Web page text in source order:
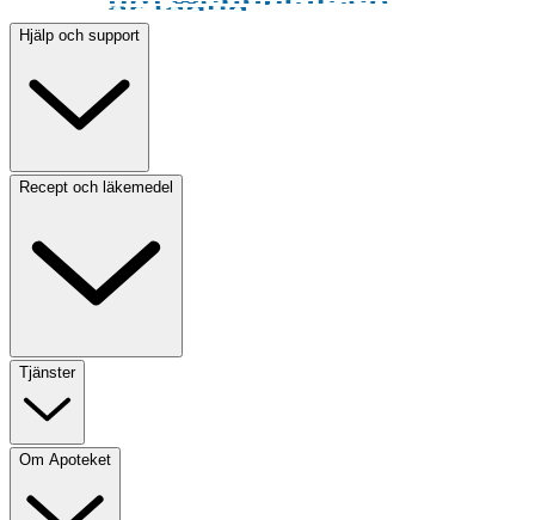
Hjälp och support
Recept och läkemedel
Tjänster
Om Apoteket